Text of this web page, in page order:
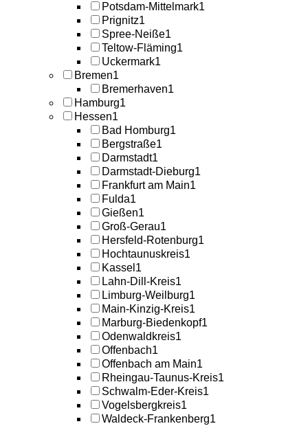
Potsdam-Mittelmark1
Prignitz1
Spree-Neiße1
Teltow-Fläming1
Uckermark1
Bremen1
Bremerhaven1
Hamburg1
Hessen1
Bad Homburg1
Bergstraße1
Darmstadt1
Darmstadt-Dieburg1
Frankfurt am Main1
Fulda1
Gießen1
Groß-Gerau1
Hersfeld-Rotenburg1
Hochtaunuskreis1
Kassel 1
Lahn-Dill-Kreis1
Limburg-Weilburg1
Main-Kinzig-Kreis1
Marburg-Biedenkopf1
Odenwaldkreis1
Offenbach1
Offenbach am Main1
Rheingau-Taunus-Kreis1
Schwalm-Eder-Kreis1
Vogelsbergkreis1
Waldeck-Frankenberg1